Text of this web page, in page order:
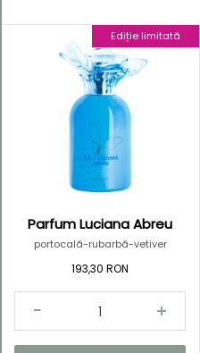
Ediție limitată
Parfum Luciana Abreu
portocală-rubarbă-vetiver
193,30 RON
Kategorie